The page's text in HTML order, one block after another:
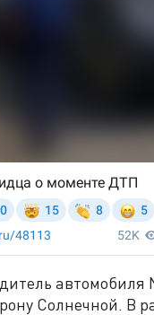
автомобиля
Солнечной. В